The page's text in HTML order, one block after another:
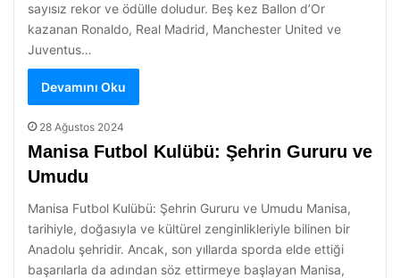
sayısız rekor ve ödülle doludur. Beş kez Ballon d’Or
kazanan Ronaldo, Real Madrid, Manchester United ve
Juventus…
Devamını Oku
28 Ağustos 2024
Manisa Futbol Kulübü: Şehrin Gururu ve
Umudu
Manisa Futbol Kulübü: Şehrin Gururu ve Umudu Manisa,
tarihiyle, doğasıyla ve kültürel zenginlikleriyle bilinen bir
Anadolu şehridir. Ancak, son yıllarda sporda elde ettiği
başarılarla da adından söz ettirmeye başlayan Manisa,